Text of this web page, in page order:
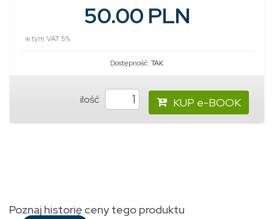
50.00 PLN
w tym VAT 5%
Dostępność: TAK
ilość KUP e-BOOK
Poznaj historię ceny tego produktu